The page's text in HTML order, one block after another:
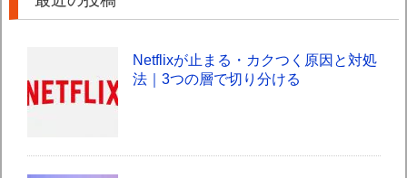
Netflixが止まる・カクつく原因と対処
法｜3つの層で切り分ける